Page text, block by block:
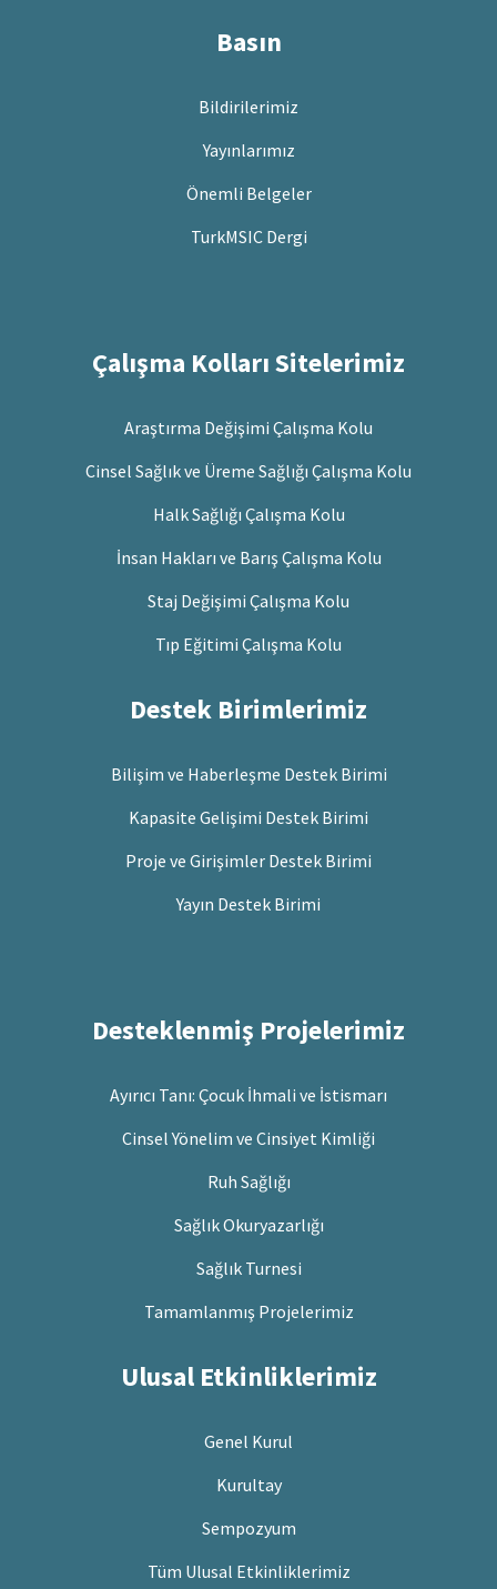
Basın
Bildirilerimiz
Yayınlarımız
Önemli Belgeler
TurkMSIC Dergi
Çalışma Kolları Sitelerimiz
Araştırma Değişimi Çalışma Kolu
Cinsel Sağlık ve Üreme Sağlığı Çalışma Kolu
Halk Sağlığı Çalışma Kolu
İnsan Hakları ve Barış Çalışma Kolu
Staj Değişimi Çalışma Kolu
Tıp Eğitimi Çalışma Kolu
Destek Birimlerimiz
Bilişim ve Haberleşme Destek Birimi
Kapasite Gelişimi Destek Birimi
Proje ve Girişimler Destek Birimi
Yayın Destek Birimi
Desteklenmiş Projelerimiz
Ayırıcı Tanı: Çocuk İhmali ve İstismarı
Cinsel Yönelim ve Cinsiyet Kimliği
Ruh Sağlığı
Sağlık Okuryazarlığı
Sağlık Turnesi
Tamamlanmış Projelerimiz
Ulusal Etkinliklerimiz
Genel Kurul
Kurultay
Sempozyum
Tüm Ulusal Etkinliklerimiz